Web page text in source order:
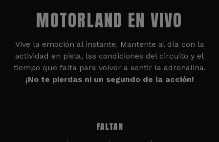
MOTORLAND EN VIVO
Vive la emoción al instante. Mantente al día con la
actividad en pista, las condiciones del circuito y el
tiempo que falta para volver a sentir la adrenalina.
¡No te pierdas ni un segundo de la acción!
FALTAN